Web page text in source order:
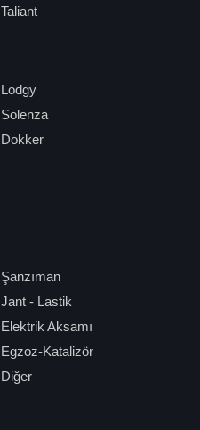
Taliant
Lodgy
Solenza
Dokker
Şanzıman
Jant - Lastik
Elektrik Aksamı
Egzoz-Katalizör
Diğer